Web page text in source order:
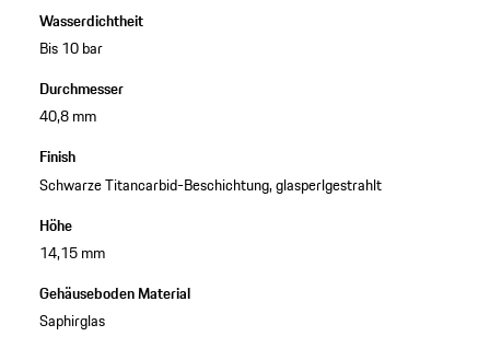
Wasserdichtheit
Bis 10 bar
Durchmesser
40,8 mm
Finish
Schwarze Titancarbid-Beschichtung, glasperlgestrahlt
Höhe
14,15 mm
Gehäuseboden Material
Saphirglas